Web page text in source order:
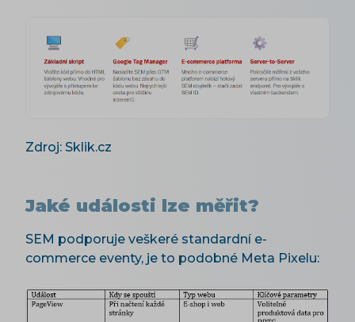
Zdroj: Sklik.cz
Jaké události lze měřit?
SEM podporuje veškeré standardní e-
commerce eventy, je to podobné Meta Pixelu: